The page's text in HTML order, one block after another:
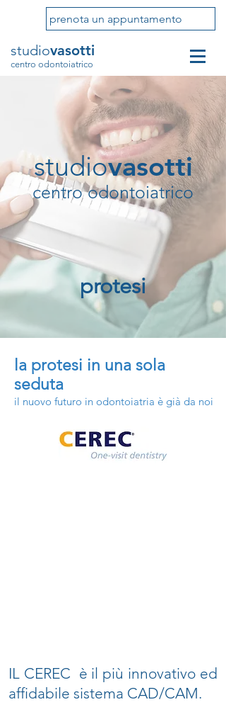
studiovasotti
centro odontoiatrico
prenota un appuntamento
studiovasotti
centro odontoiatrico
protesi
la protesi in una sola
seduta
il nuovo futuro in odontoiatria è già da noi
IL CEREC è il più innovativo ed
affidabile sistema CAD/CAM.